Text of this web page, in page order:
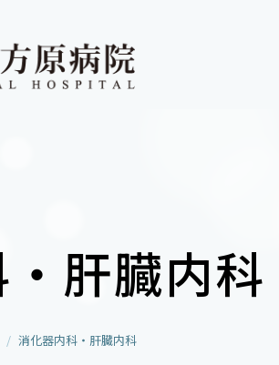
肝臓内科
消化器内科・肝臓内科